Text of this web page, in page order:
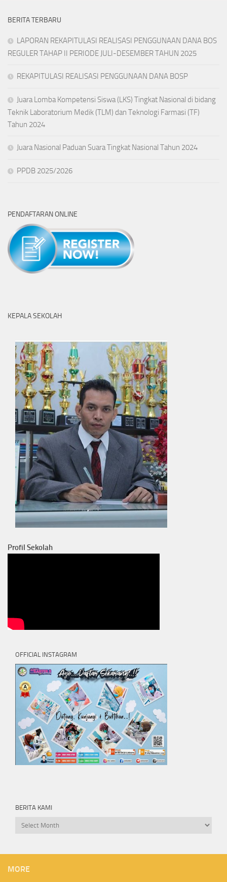
BERITA TERBARU
LAPORAN REKAPITULASI REALISASI PENGGUNAAN DANA BOS
REGULER TAHAP II PERIODE JULI-DESEMBER TAHUN 2025
REKAPITULASI REALISASI PENGGUNAAN DANA BOSP
Juara Lomba Kompetensi Siswa (LKS) Tingkat Nasional di bidang
Teknik Laboratorium Medik (TLM) dan Teknologi Farmasi (TF)
Tahun 2024
Juara Nasional Paduan Suara Tingkat Nasional Tahun 2024
PPDB 2025/2026
PENDAFTARAN ONLINE
KEPALA SEKOLAH
Profil Sekolah
OFFICIAL INSTAGRAM
BERITA KAMI
Berita
MORE